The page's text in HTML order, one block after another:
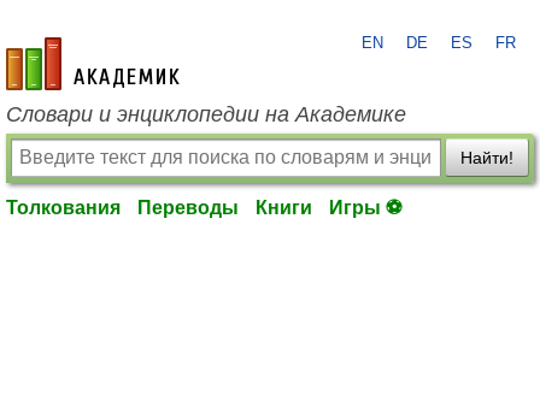
academic.ru
EN DE ES FR
Словари и энциклопедии на Академике
Найти!
Толкования Переводы Книги Игры ⚽